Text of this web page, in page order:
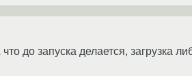
до запуска делается, загрузка